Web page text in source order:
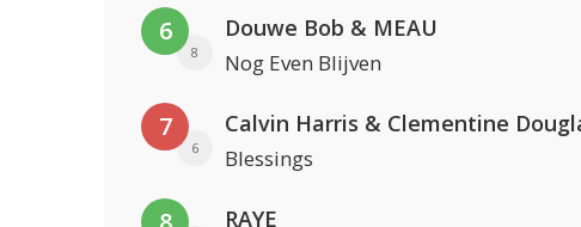
6
8
Douwe Bob & MEAU
Nog Even Blijven
7
6
Calvin Harris & Clementine
Blessings
RAYE